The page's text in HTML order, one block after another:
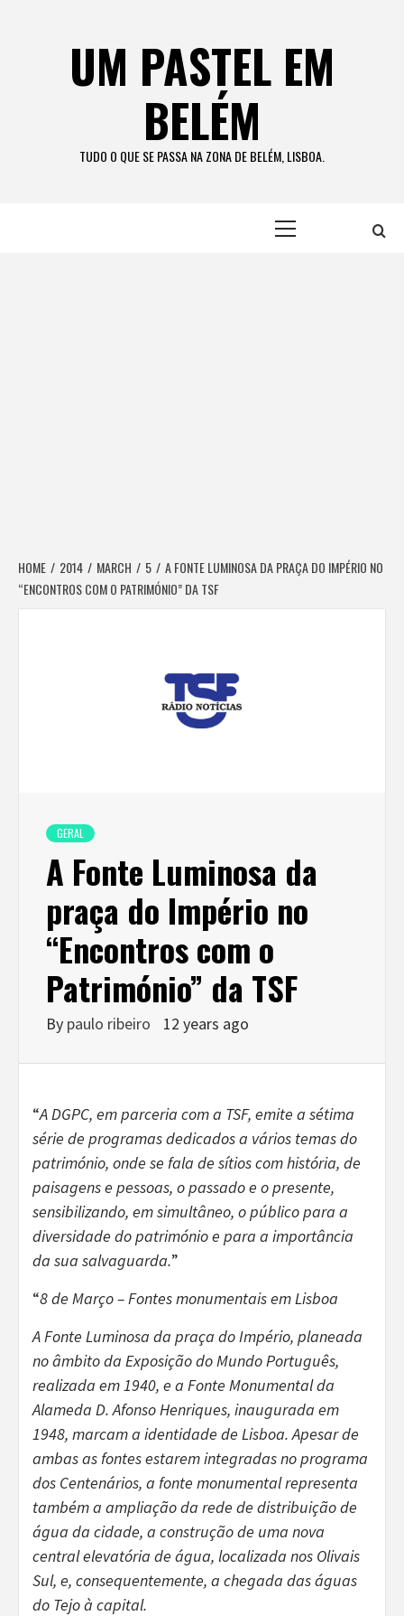
UM PASTEL EM
BELÉM
TUDO O QUE SE PASSA NA ZONA DE BELÉM, LISBOA.
HOME 2014 MARCH 5
A FONTE LUMINOSA DA PRAÇA DO IMPÉRIO NO
“ENCONTROS COM O PATRIMÓNIO” DA TSF
GERAL
A Fonte Luminosa da
praça do Império no
“Encontros com o
Património” da TSF
By paulo ribeiro 12 years ago
“A DGPC, em parceria com a TSF, emite a sétima
série de programas dedicados a vários temas do
património, onde se fala de sítios com história, de
paisagens e pessoas, o passado e o presente,
sensibilizando, em simultâneo, o público para a
diversidade do património e para a importância
da sua salvaguarda.”
“8 de Março – Fontes monumentais em Lisboa
A Fonte Luminosa da praça do Império, planeada
no âmbito da Exposição do Mundo Português,
realizada em 1940, e a Fonte Monumental da
Alameda D. Afonso Henriques, inaugurada em
1948, marcam a identidade de Lisboa. Apesar de
ambas as fontes estarem integradas no programa
dos Centenários, a fonte monumental representa
também a ampliação da rede de distribuição de
água da cidade, a construção de uma nova
central elevatória de água, localizada nos Olivais
Sul, e, consequentemente, a chegada das águas
do Tejo à capital.